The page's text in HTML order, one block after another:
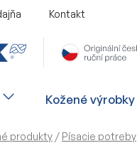
Kontakt
Kožené výrobky
produkty / Písacie potreby